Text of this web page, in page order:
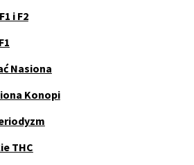
i F2
Nasiona
Konopi
THC